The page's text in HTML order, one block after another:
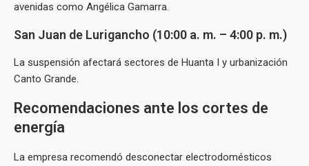
avenidas como Angélica Gamarra.
San Juan de Lurigancho (10:00 a. m. – 4:00 p. m.)
La suspensión afectará sectores de Huanta I y urbanización
Canto Grande.
Recomendaciones ante los cortes de
energía
La empresa recomendó desconectar electrodomésticos